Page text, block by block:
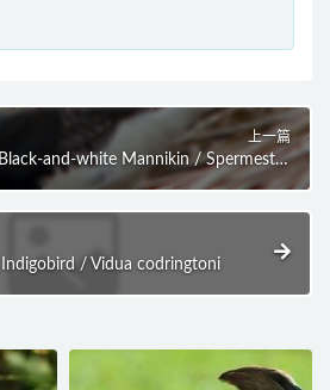
上一篇
and-white Mannikin / Spermestes
bicolor
/ Vidua codringtoni